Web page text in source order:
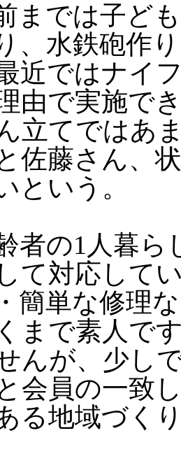
までは子ど
、水鉄砲作
近ではナイ
由で実施で
立てではあ
佐藤さん、
という。
者の1人暮ら
て対応して
簡単な修理
まで素人で
んが、少し
会員の一致
る地域づく